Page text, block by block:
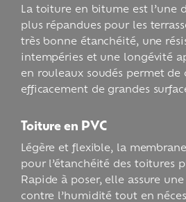
La toiture en bitume est l’une
plus répandues pour les
très bonne étanchéité, une
intempéries et une longévité
en rouleaux soudés permet de
efficacement de grandes
Toiture en PVC
Légère et flexible, la
pour l’étanchéité des toitures
Rapide à poser, elle assure
contre l’humidité tout en